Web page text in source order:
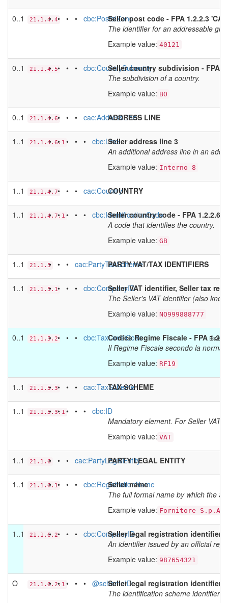
0..1 21.1.4.4• • • • cbc:PostalZoneSeller post code - FPA 1.2.2.3
The identifier for an addressable
Example value: 40121
0..1 21.1.4.5• • • • cbc:CountrySubentity
Seller country subdivision - FPA
The subdivision of a country.
Example value: BO
0..1 21.1.4.6• • • • cac:AddressLine
ADDRESS LINE
1..1 21.1.4.6.1• • • • • cbc:LineSeller address line 3
An additional address line in an
Example value: Interno 8
1..1 21.1.4.7• • • • cac:CountryCOUNTRY
1..1 21.1.4.7.1• • • • • cbc:IdentificationCode
Seller country code - FPA 1.2.2.6
A code that identifies the country.
Example value: GB
1..1 21.1.5• • • cac:PartyTaxSchemePARTY VAT/TAX IDENTIFIERS
1..1 21.1.5.1• • • • cbc:CompanyID
Seller VAT identifier, Seller tax
The Seller's VAT identifier (also
Example value: NO999888777
0..1 21.1.5.2• • • • cbc:TaxLevelCode
Codice Regime Fiscale - FPA
Il Regime Fiscale secondo la
Example value: RF19
1..1 21.1.5.3• • • • cac:TaxScheme
TAX SCHEME
1..1 21.1.5.3.1• • • • • cbc:ID
Mandatory element. For Seller VAT
Example value: VAT
1..1 21.1.6• • • cac:PartyLegalEntityPARTY LEGAL ENTITY
1..1 21.1.6.1• • • • cbc:RegistrationName
Seller name
The full formal name by which the
Example value: Fornitore S.p.A.
1..1 21.1.6.2• • • • cbc:CompanyID
Seller legal registration identifier
An identifier issued by an official
Example value: 987654321
O 21.1.6.2.1• • • • • @schemeID
Seller legal registration identifier
The identification scheme identifier